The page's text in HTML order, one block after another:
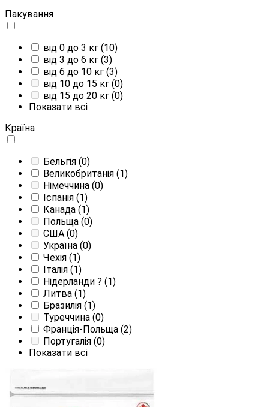
Пакування
від 0 до 3 кг (10)
від 3 до 6 кг (3)
від 6 до 10 кг (3)
від 10 до 15 кг (0)
від 15 до 20 кг (0)
Показати всі
Країна
Бельгія (0)
Великобританія (1)
Німеччина (0)
Іспанія (1)
Канада (1)
Польща (0)
США (0)
Україна (0)
Чехія (1)
Італія (1)
Нідерланди ? (1)
Литва (1)
Бразилія (1)
Туреччина (0)
Франція-Польща (2)
Португалія (0)
Показати всі